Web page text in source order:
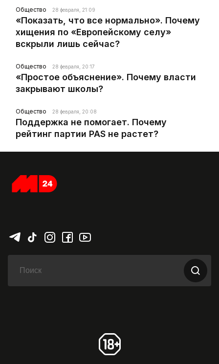
Общество 28 февраля, 21:09
«Показать, что все нормально». Почему
хищения по «Европейскому селу»
вскрыли лишь сейчас?
Общество 28 февраля, 20:17
«Простое объяснение». Почему власти
закрывают школы?
Общество 28 февраля, 20:08
Поддержка не помогает. Почему
рейтинг партии PAS не растет?